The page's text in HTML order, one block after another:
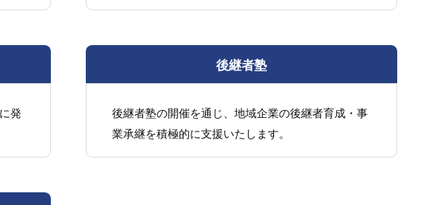
発
後継者塾
後継者塾の開催を通じ、地域企業の後継者育成・事
業承継を積極的に支援いたします。